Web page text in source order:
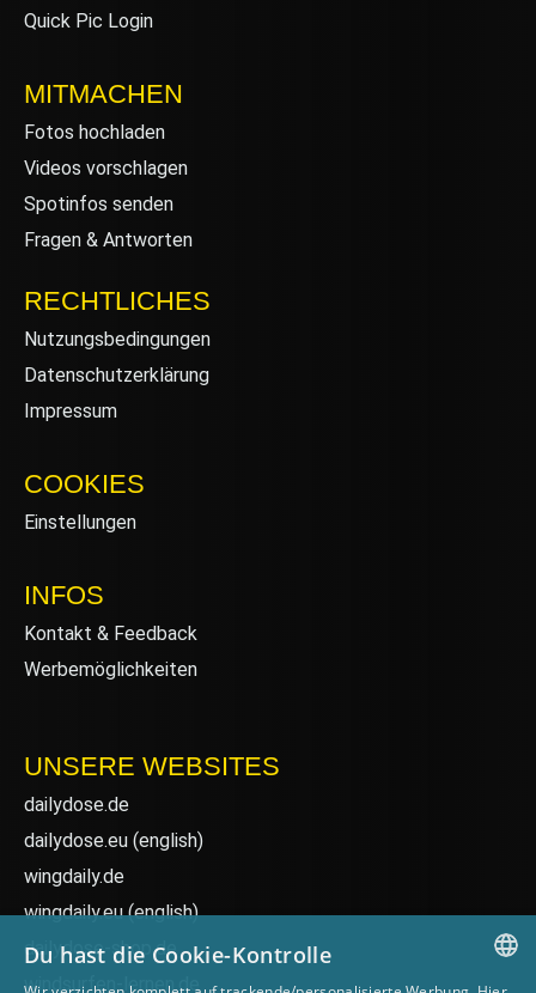
Quick Pic Login
MITMACHEN
Fotos hochladen
Videos vorschlagen
Spotinfos senden
Fragen & Antworten
RECHTLICHES
Nutzungsbedingungen
Datenschutzerklärung
Impressum
COOKIES
Einstellungen
INFOS
Kontakt & Feedback
Werbemöglichkeiten
UNSERE WEBSITES
dailydose.de
dailydose.eu (english)
wingdaily.de
wingdaily.eu(english)
dailydose-shop.de
windsurfen-lernen.de
Du hast die Cookie-Kontrolle